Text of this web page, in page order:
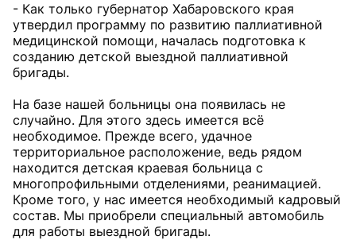
- Как только губернатор Хабаровского края
утвердил программу по развитию паллиативной
медицинской помощи, началась подготовка к
созданию детской выездной паллиативной
бригады.
На базе нашей больницы она появилась не
случайно. Для этого здесь имеется всё
необходимое. Прежде всего, удачное
территориальное расположение, ведь рядом
находится детская краевая больница с
многопрофильными отделениями, реанимацией.
Кроме того, у нас имеется необходимый кадровый
состав. Мы приобрели специальный автомобиль
для работы выездной бригады.